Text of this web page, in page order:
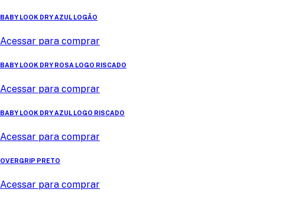
BABY LOOK DRY AZUL LOGÃO
Acessar para comprar
BABY LOOK DRY ROSA LOGO RISCADO
Acessar para comprar
BABY LOOK DRY AZUL LOGO RISCADO
Acessar para comprar
OVERGRIP PRETO
Acessar para comprar